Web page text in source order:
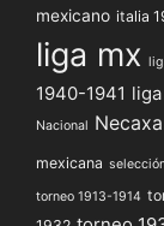
mexicano italia
liga mx
1940-1941
Nacional Necaxa
mexicana
torneo 1913-1914